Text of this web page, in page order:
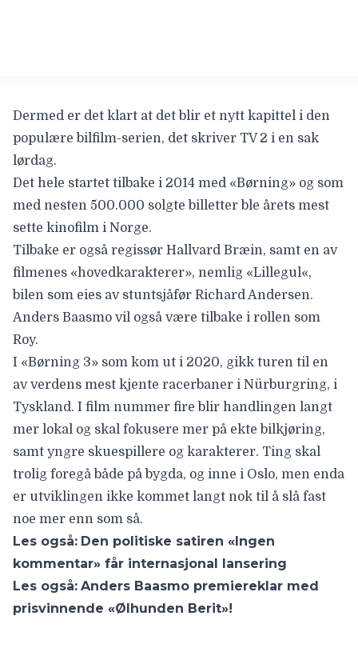
Dermed er det klart at det blir et nytt kapittel i den
populære bilfilm-serien, det skriver TV 2 i en sak
lørdag.
Det hele startet tilbake i 2014 med «Børning» og som
med nesten 500.000 solgte billetter ble årets mest
sette kinofilm i Norge.
Tilbake er også regissør Hallvard Bræin, samt en av
filmenes «hovedkarakterer», nemlig «Lillegul«,
bilen som eies av stuntsjåfør Richard Andersen.
Anders Baasmo vil også være tilbake i rollen som
Roy.
I «Børning 3» som kom ut i 2020, gikk turen til en
av verdens mest kjente racerbaner i Nürburgring, i
Tyskland. I film nummer fire blir handlingen langt
mer lokal og skal fokusere mer på ekte bilkjøring,
samt yngre skuespillere og karakterer. Ting skal
trolig foregå både på bygda, og inne i Oslo, men enda
er utviklingen ikke kommet langt nok til å slå fast
noe mer enn som så.
Les også: Den politiske satiren «Ingen
kommentar» får internasjonal lansering
Les også: Anders Baasmo premiereklar med
prisvinnende «Ølhunden Berit»!